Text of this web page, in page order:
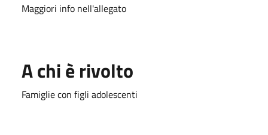
Maggiori info nell'allegato
A chi è rivolto
Famiglie con figli adolescenti